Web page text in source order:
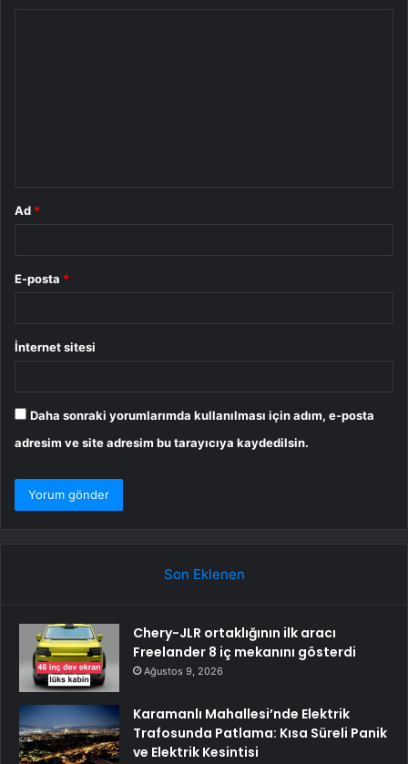
Ad *
E-posta *
İnternet sitesi
Daha sonraki yorumlarımda kullanılması için adım, e-posta
adresim ve site adresim bu tarayıcıya kaydedilsin.
Son Eklenen
Chery-JLR ortaklığının ilk aracı
Freelander 8 iç mekanını gösterdi
Ağustos 9, 2026
Karamanlı Mahallesi’nde Elektrik
Trafosunda Patlama: Kısa Süreli Panik
ve Elektrik Kesintisi